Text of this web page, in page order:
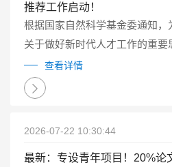
推荐工作启动！
根据国家自然科学基金委通知
关于做好新时代人才工作的重要
人才一体化发展的要求，2026年
实施国家自然科学基金青年学生
生）（以下简称博士生项目）...
查看详情
2026-07-22 10:30:44
最新：专设青年项目！20%论